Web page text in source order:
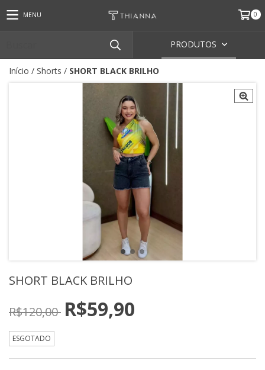
MENU 0
PRODUTOS
Início / Shorts / SHORT BLACK BRILHO
SHORT BLACK BRILHO
R$120,00 R$59,90
ESGOTADO